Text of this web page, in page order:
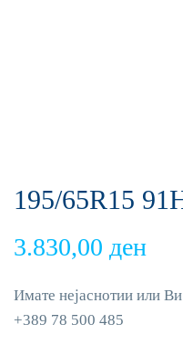
195/65R15
3.830,00 ден
Имате нејаснотии или
+389 78 500 485